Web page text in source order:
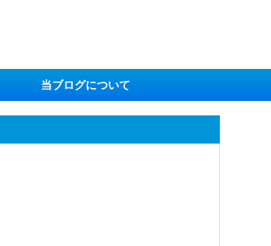
当ブログについて